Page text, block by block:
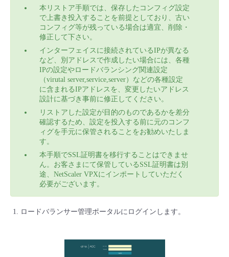
本リストア手順では、保存したコンフィグ設定
で上書き投入することを前提としており、古い
コンフィグ等が残っている場合は適宜、削除・
修正して下さい。
インターフェイスに接続されているIPが異なる
など、別アドレスで作成したい場合には、各種
IPの設定やロードバランシング関連設定
（virutal server,service,server）などの各種設定
に含まれるIPアドレスを、変更したいアドレス
設計に基づき事前に修正してください。
リストアした設定が目的のものであるかを差分
確認するため、設定を投入する前に元のコンフ
ィグを手元に保管されることをお勧めいたしま
す。
本手順でSSL証明書を移行することはできませ
ん。お客さまにて保管しているSSL証明書は別
途、NetScaler VPXにインポートしていただく
必要がございます。
ロードバランサー管理ポータルにログインします。